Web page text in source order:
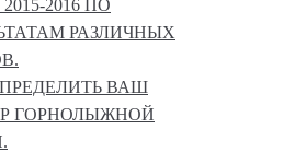
2016 ПО
РАЗЛИЧНЫХ
ВАШ
ГОРНОЛЫЖНОЙ